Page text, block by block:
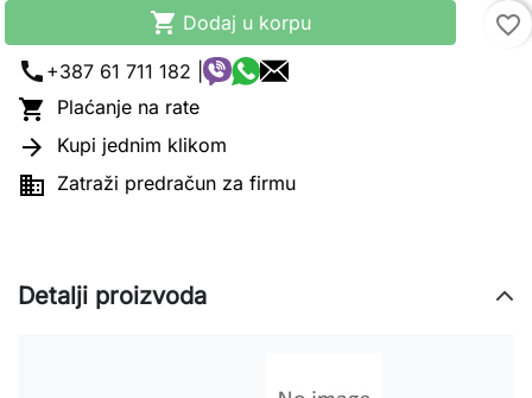
 Dodaj u korpu
favorite_border
call +387 61 711 182 |
 Plaćanje na rate
 Kupi jednim klikom
 Zatraži predračun za firmu
Detalji proizvoda